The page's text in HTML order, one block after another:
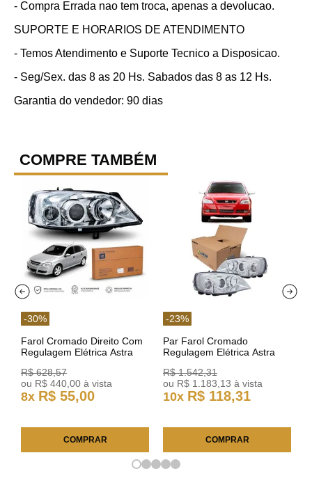
- Compra Errada nao tem troca, apenas a devolucao.
SUPORTE E HORARIOS DE ATENDIMENTO
- Temos Atendimento e Suporte Tecnico a Disposicao.
- Seg/Sex. das 8 as 20 Hs. Sabados das 8 as 12 Hs.
Garantia do vendedor: 90 dias
COMPRE TAMBÉM
-30%
Farol Cromado Direito Com
Regulagem Elétrica Astra
R$ 628,57
ou R$ 440 00 à vista
8x R$ 55,00
COMPRAR
-23%
Par Farol Cromado
Regulagem Elétrica Astra
R$ 1.542,31
ou R$ 1 183 13 à vista
10x R$ 118,31
COMPRAR